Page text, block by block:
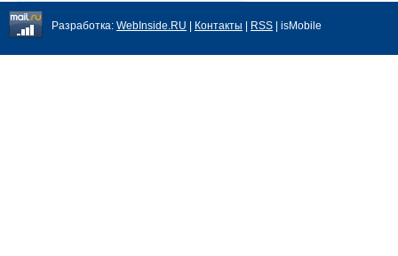
Разработка: WebInside.RU Контакты RSS | isMobile